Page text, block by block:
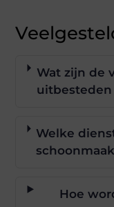
Wat zijn de
uitbesteden
Welke
Hoe